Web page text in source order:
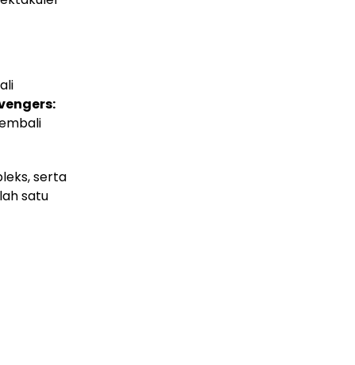
serta
satu